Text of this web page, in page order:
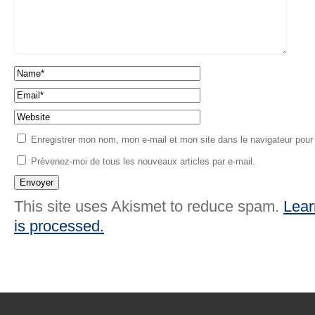
Enregistrer mon nom, mon e-mail et mon site dans le navigateur
Prévenez-moi de tous les nouveaux articles par e-mail.
This site uses Akismet to reduce spam.
is processed.